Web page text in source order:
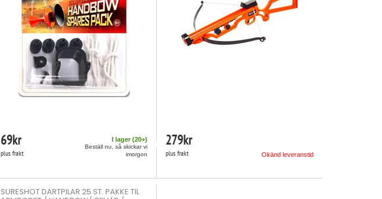
69kr
plus frakt
I lager (20+)
Beställ nu, så skickar vi
imorgon
279kr
plus frakt Okänd leveranstid
SURESHOT DARTPILAR 25 ST. PAKKE TIL